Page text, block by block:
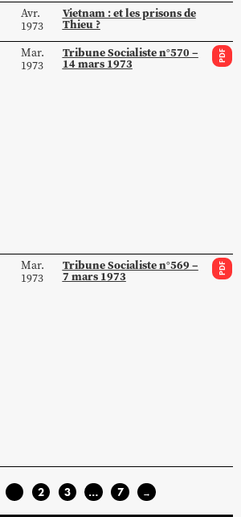
Avr.
1973
Vietnam : et les prisons de
Thieu ?
Mar.
1973
Tribune Socialiste n°570 –
14 mars 1973 PDF
Mar.
1973
Tribune Socialiste n°569 –
7 mars 1973 PDF
2 3 … 7 →